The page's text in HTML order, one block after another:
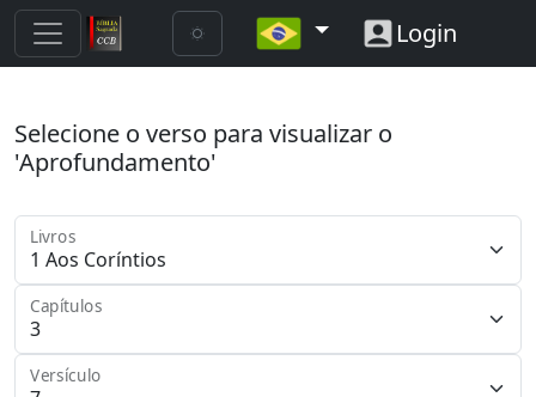
Login
Selecione o verso para visualizar o
'Aprofundamento'
Livros
Capítulos
Versículo